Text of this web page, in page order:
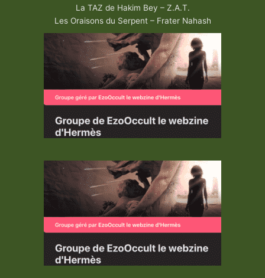
La TAZ de Hakim Bey – Z.A.T.
Les Oraisons du Serpent – Frater Nahash